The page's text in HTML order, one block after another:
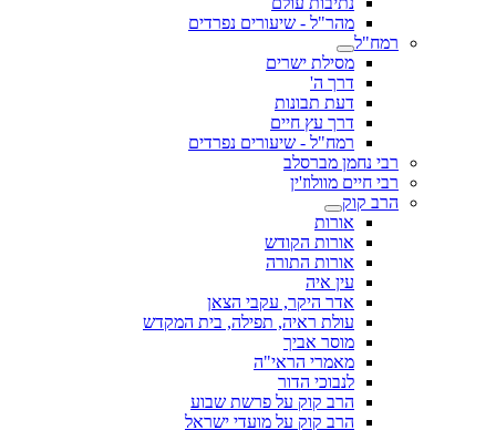
מהר"ל - שיעורים נפרדים
רמח"ל
מסילת ישרים
דרך ה'
דעת תבונות
דרך עץ חיים
רמח"ל - שיעורים נפרדים
רבי נחמן מברסלב
רבי חיים מוולוז'ין
הרב קוק
אורות
אורות הקודש
אורות התורה
עין איה
אדר היקר, עקבי הצאן
עולת ראיה, תפילה, בית המקדש
מוסר אביך
מאמרי הראי"ה
לנבוכי הדור
הרב קוק על פרשת שבוע
הרב קוק על מועדי ישראל